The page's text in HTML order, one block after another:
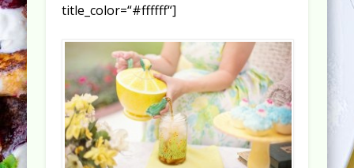
title_color=“#ffffff“]